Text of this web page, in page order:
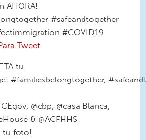
AHORA!
#safeandtogether
#COVID19
Tweet
tu
#familiesbelongtogether,
@cbp, @casa Blanca,
& @ACFHHS
tu foto!